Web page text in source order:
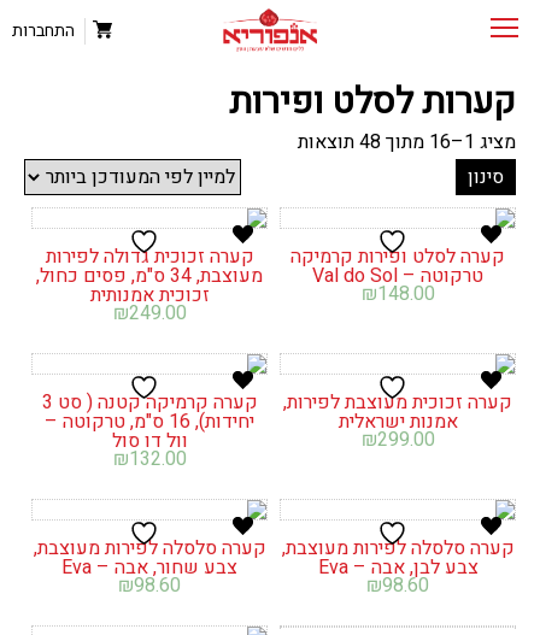
התחברות
קערות לסלט ופירות
מציג 1–16 מתוך 48 תוצאות ממוין
ביותר
סינון
קערה לסלט ופירות קרמיקה
טרקוטה – Val do Sol
₪148.00
קערה זכוכית גדולה לפירות
מעוצבת, 34 ס"מ, פסים כחול,
זכוכית אמנותית
₪249.00
קערה זכוכית מעוצבת לפירות,
אמנות ישראלית
₪299.00
קערה קרמיקה קטנה ( סט 3
יחידות), 16 ס"מ, טרקוטה –
וול דו סול
₪132.00
קערה סלסלה לפירות מעוצבת,
צבע לבן, אבה – Eva
₪98.60
קערה סלסלה לפירות מעוצבת,
צבע שחור, אבה – Eva
₪98.60